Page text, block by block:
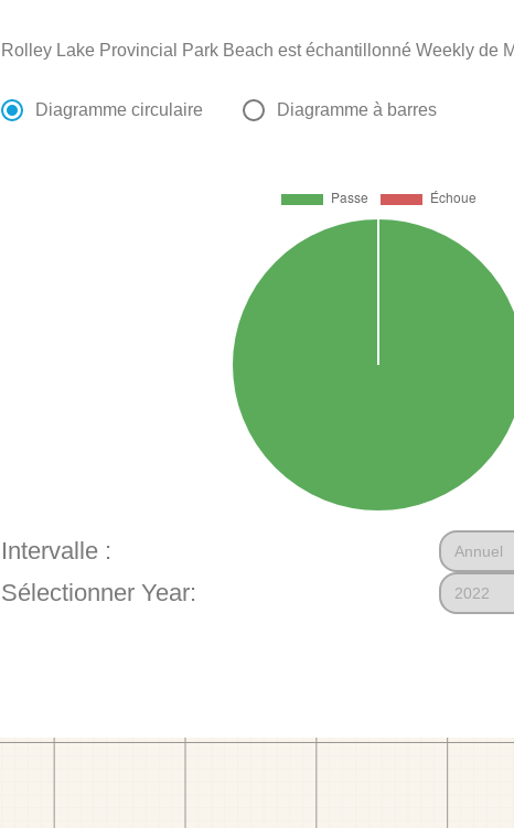
Rolley Lake Provincial Park Beach est échantillonné Weekly de
Diagramme circulaire Diagramme à barres
Intervalle :
Sélectionner Year: